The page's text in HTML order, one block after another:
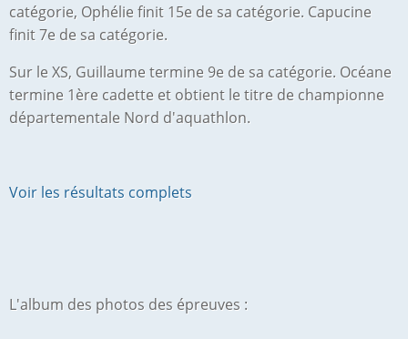
catégorie, Ophélie finit 15e de sa catégorie. Capucine
finit 7e de sa catégorie.
Sur le XS, Guillaume termine 9e de sa catégorie. Océane
termine 1ère cadette et obtient le titre de championne
départementale Nord d'aquathlon.
Voir les résultats complets
L'album des photos des épreuves :